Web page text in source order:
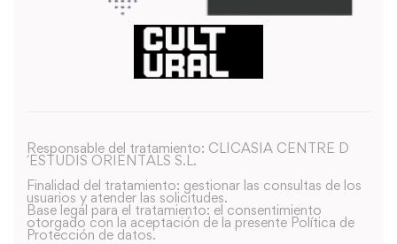
Responsable del tratamiento: CLICASIA CENTRE D
´ESTUDIS ORIENTALS S.L.
Finalidad del tratamiento: gestionar las consultas de los
usuarios y atender las solicitudes.
Base legal para el tratamiento: el consentimiento
otorgado con la aceptación de la presente Política de
Protección de datos.